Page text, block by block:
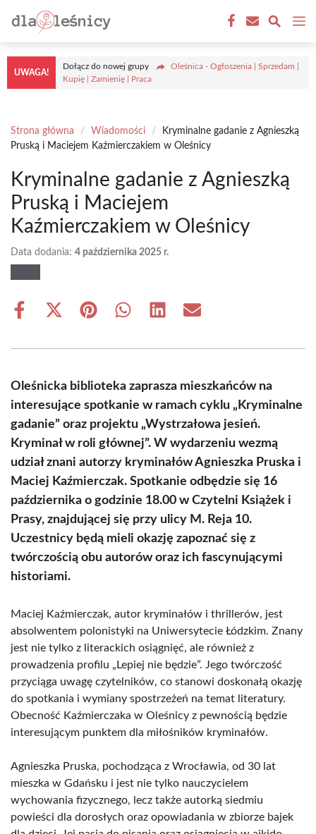
do
treści
UWAGA!
Dołącz do nowej grupy
Oleśnica - Ogłoszenia | Sprzedam |
Kupię | Zamienię | Praca
Strona główna / Wiadomości /
Kryminalne gadanie z Agnieszką
Pruską i Maciejem Kaźmierczakiem w Oleśnicy
Kryminalne gadanie z Agnieszką
Pruską i Maciejem
Kaźmierczakiem w Oleśnicy
Data dodania: 4 października 2025 r.
Share
Share
(Twitter)
Share Share Share Share
Oleśnicka biblioteka zaprasza mieszkańców na
interesujące spotkanie w ramach cyklu „Kryminalne
gadanie” oraz projektu „Wystrzałowa jesień.
Kryminał w roli głównej”. W wydarzeniu wezmą
udział znani autorzy kryminałów Agnieszka Pruska i
Maciej Kaźmierczak. Spotkanie odbędzie się 16
października o godzinie 18.00 w Czytelni Książek i
Prasy, znajdującej się przy ulicy M. Reja 10.
Uczestnicy będą mieli okazję zapoznać się z
twórczością obu autorów oraz ich fascynującymi
historiami.
Maciej Kaźmierczak, autor kryminałów i thrillerów, jest
absolwentem polonistyki na Uniwersytecie Łódzkim. Znany
jest nie tylko z literackich osiągnięć, ale również z
prowadzenia profilu „Lepiej nie będzie”. Jego twórczość
przyciąga uwagę czytelników, co stanowi doskonałą okazję
do spotkania i wymiany spostrzeżeń na temat literatury.
Obecność Kaźmierczaka w Oleśnicy z pewnością będzie
interesującym punktem dla miłośników kryminałów.
Agnieszka Pruska, pochodząca z Wrocławia, od 30 lat
mieszka w Gdańsku i jest nie tylko nauczycielem
wychowania fizycznego, lecz także autorką siedmiu
powieści dla dorosłych oraz opowiadania w zbiorze bajek